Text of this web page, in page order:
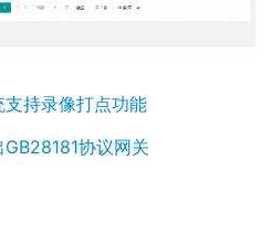
持录像打点功能
协议网关